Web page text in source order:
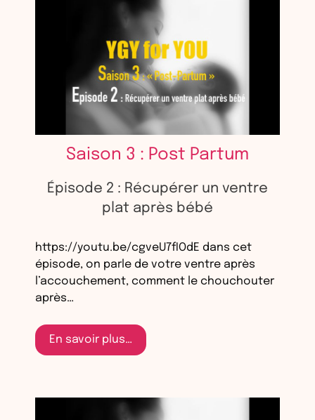
Saison 3 : Post Partum
Épisode 2 : Récupérer un ventre
plat après bébé
https://youtu.be/cgveU7fIOdE dans cet
épisode, on parle de votre ventre après
l’accouchement, comment le chouchouter
après…
En savoir plus…